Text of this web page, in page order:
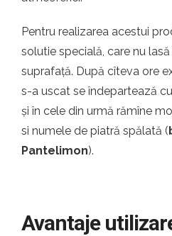
Pentru realizarea acestui
solutie specială, care nu
suprafață. După cîteva ore
s-a uscat se îndepartează
și în cele din urmă rămîne
si numele de piatră spălată (
Pantelimon).
Avantaje